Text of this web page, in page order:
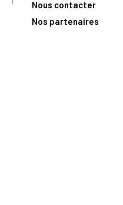
Nous contacter
Nos partenaires